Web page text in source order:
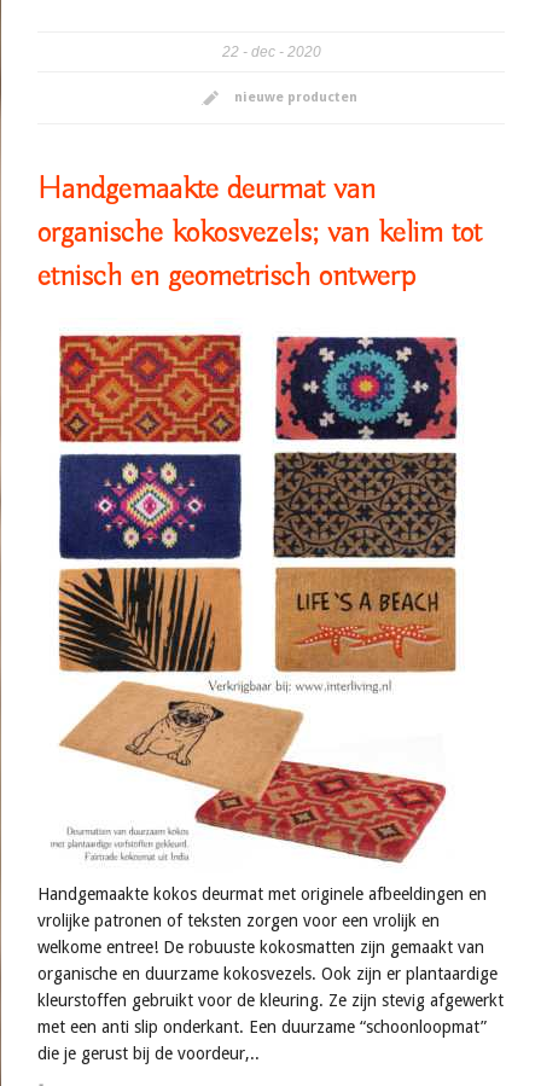
22 dec 2020
nieuwe producten
Handgemaakte deurmat van
organische kokosvezels; van kelim tot
etnisch en geometrisch ontwerp
Handgemaakte kokos deurmat met originele afbeeldingen en
vrolijke patronen of teksten zorgen voor een vrolijk en
welkome entree! De robuuste kokosmatten zijn gemaakt van
organische en duurzame kokosvezels. Ook zijn er plantaardige
kleurstoffen gebruikt voor de kleuring. Ze zijn stevig afgewerkt
met een anti slip onderkant. Een duurzame “schoonloopmat”
die je gerust bij de voordeur,..